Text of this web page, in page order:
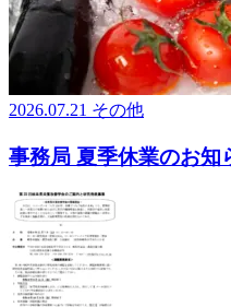
2026.07.21 その他
事務局 夏季休業のお知